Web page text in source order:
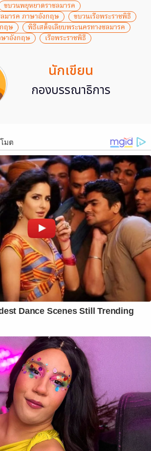
ขบวนพยุหยาตราชลมารค
มารค ภาษาอังกฤษ
ขบวนเรือพระราชพิธี
ฤษ
พิธีเสด็จเลียบพระนครทางชลมารค
าอังกฤษ
เรือพระราชพิธี
นักเขียน
กองบรรณาธิการ
มต
Dance Scenes Still Trending